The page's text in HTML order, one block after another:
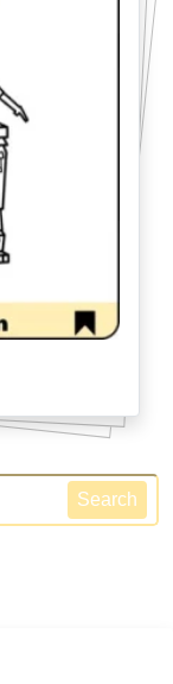
Search